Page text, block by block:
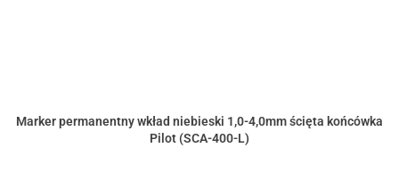
Marker permanentny wkład niebieski 1,0-4,0mm ścięta końcówka
Pilot (SCA-400-L)